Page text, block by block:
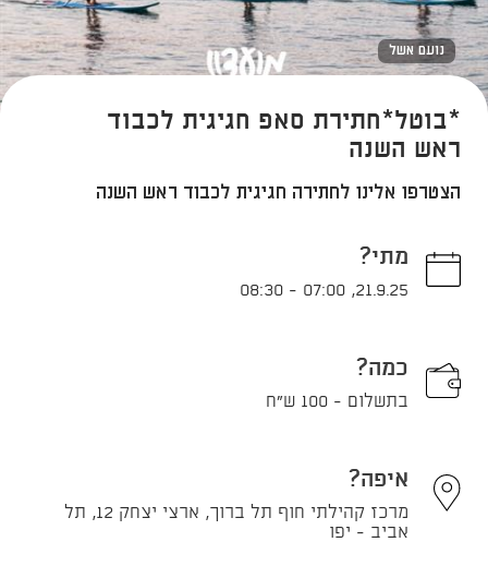
נועם אשל
*בוטל*חתירת סאפ חגיגית לכבוד
ראש השנה
הצטרפו אלינו לחתירה חגיגית לכבוד ראש השנה
מתי?
21.9.25
,
07:00
-
08:30
כמה?
בתשלום - 100 ש"ח
איפה?
מרכז קהילתי חוף תל ברוך, ארצי יצחק 12, תל
אביב - יפו